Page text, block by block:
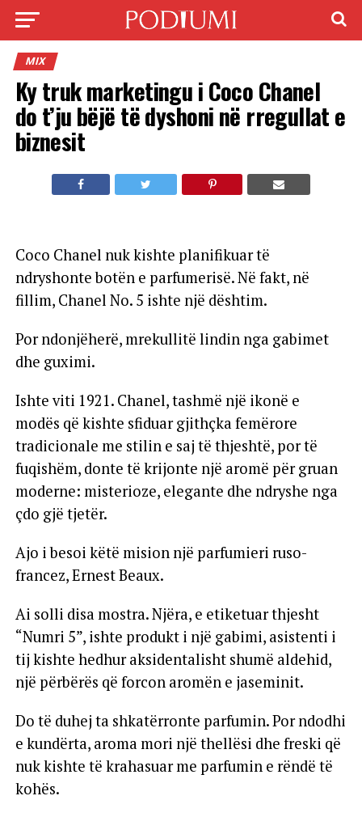
MIX
Ky truk marketingu i Coco Chanel
do t’ju bëjë të dyshoni në rregullat e
biznesit
Coco Chanel nuk kishte planifikuar të
ndryshonte botën e parfumerisë. Në fakt, në
fillim, Chanel No. 5 ishte një dështim.
Por ndonjëherë, mrekullitë lindin nga gabimet
dhe guximi.
Ishte viti 1921. Chanel, tashmë një ikonë e
modës që kishte sfiduar gjithçka femërore
tradicionale me stilin e saj të thjeshtë, por të
fuqishëm, donte të krijonte një aromë për gruan
moderne: misterioze, elegante dhe ndryshe nga
çdo gjë tjetër.
Ajo i besoi këtë mision një parfumieri ruso-
francez, Ernest Beaux.
Ai solli disa mostra. Njëra, e etiketuar thjesht
“Numri 5”, ishte produkt i një gabimi, asistenti i
tij kishte hedhur aksidentalisht shumë aldehid,
një përbërës që forcon aromën e jaseminit.
Do të duhej ta shkatërronte parfumin. Por ndodhi
e kundërta, aroma mori një thellësi dhe freski që
nuk kishte të krahasuar me parfumin e rëndë të
kohës.